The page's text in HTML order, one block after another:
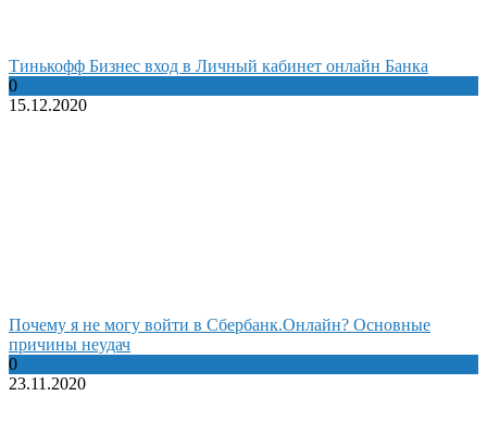
Тинькофф Бизнес вход в Личный кабинет онлайн Банка
0
15.12.2020
Почему я не могу войти в Сбербанк.Онлайн? Основные
причины неудач
0
23.11.2020